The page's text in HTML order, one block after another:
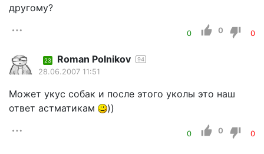
другому?
0 0 0
23 Roman Polnikov 94
28.06.2007 11:51
Может укус собак и после этого уколы это наш
ответ астматикам
))
0 0 0